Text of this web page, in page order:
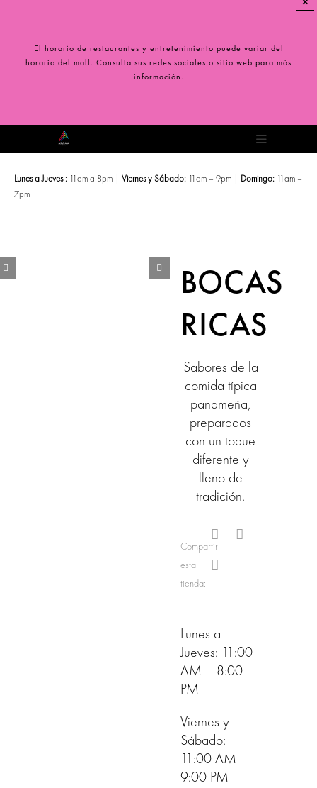
contenidoEl horario de restaurantes y entretenimiento puede variar del
horario del mall. Consulta sus redes sociales o sitio web para más
información.
Toggle
Lunes a Jueves :11am a 8pm | Viernes y Sábado:11am – 9pm | Domingo:11am –
7pm
BOCAS
RICAS
Sabores de la
comida típica
panameña,
preparados
con un toque
diferente y
lleno de
tradición.
Compartir
esta
tienda:
Lunes a
Jueves: 11:00
AM – 8:00
PM
Viernes y
Sábado:
11:00 AM –
9:00 PM